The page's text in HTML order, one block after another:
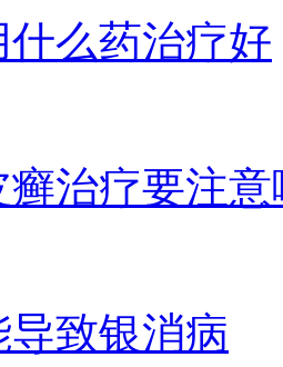
么药治疗好
癣治疗要注
致银消病